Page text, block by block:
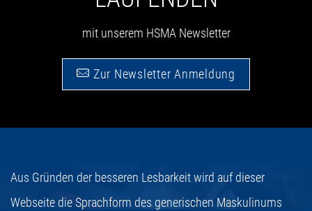
mit unserem HSMA Newsletter
Zur Newsletter Anmeldung
Aus Gründen der besseren Lesbarkeit wird auf dieser
Webseite die Sprachform des generischen Maskulinums